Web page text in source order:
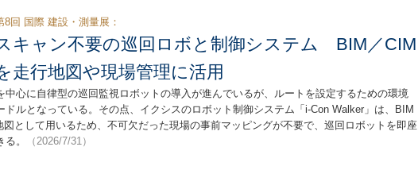
8回 国際 建設・測量展：
キャン不要の巡回ロボと制御システム BIM／CIM
走行地図や現場管理に活用
中心に自律型の巡回監視ロボットの導入が進んでいるが、ルートを設定するための環境
ドルとなっている。その点、イクシスのロボット制御システム「i-Con Walker」は、BIM
図として用いるため、不可欠だった現場の事前マッピングが不要で、巡回ロボットを即座
。
（2026/7/31）